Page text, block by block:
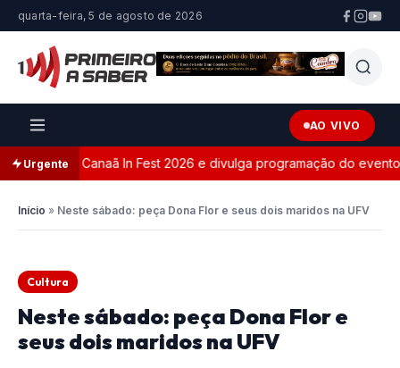
quarta-feira, 5 de agosto de 2026
AO VIVO
Urgente
do Canaã In Fest 2026 e divulga programação do evento
Início » Neste sábado: peça Dona Flor e seus dois maridos na UFV
Cultura
Neste sábado: peça Dona Flor e
seus dois maridos na UFV